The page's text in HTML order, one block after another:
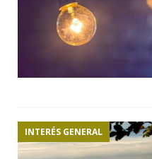
INTERÉS GENERAL